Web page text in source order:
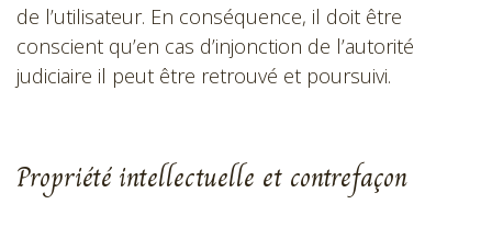
de l’utilisateur. En conséquence, il doit être
conscient qu’en cas d’injonction de l’autorité
judiciaire il peut être retrouvé et poursuivi.
Propriété intellectuelle et contrefaçon